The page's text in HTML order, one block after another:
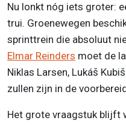
Nu lonkt nóg iets groter:
trui. Groenewegen
sprinttrein die absoluut
Elmar Reinders moet de
Niklas Larsen, Lukáš
zullen zijn in de
Het grote vraagstuk blijft